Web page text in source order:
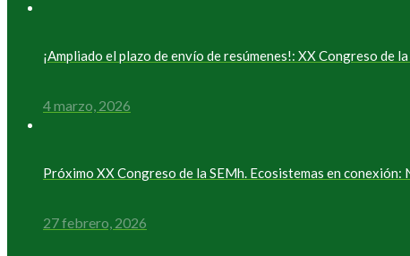
¡Ampliado el plazo de envío de resúmenes!: XX Congreso de
4 marzo, 2026
Próximo XX Congreso de la SEMh. Ecosistemas en
27 febrero, 2026